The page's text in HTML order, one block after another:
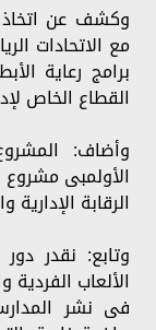
وكشف عن اتخاذ
مع الاتحادات
برامج رعاية
القطاع الخاص
وأضاف:
الأولمبى
الرقابة الإدارية
وتابع: نقدر
الألعاب الفردية
فى نشر